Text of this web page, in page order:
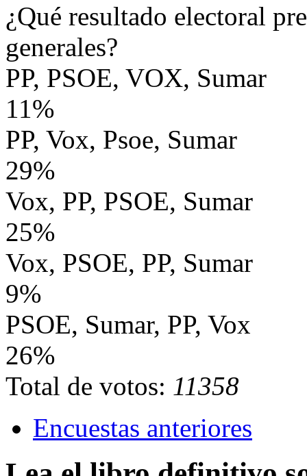
¿Qué resultado electoral
generales?
PP, PSOE, VOX, Sumar
11%
PP, Vox, Psoe, Sumar
29%
Vox, PP, PSOE, Sumar
25%
Vox, PSOE, PP, Sumar
9%
PSOE, Sumar, PP, Vox
26%
Total de votos: 11358
Encuestas anteriores